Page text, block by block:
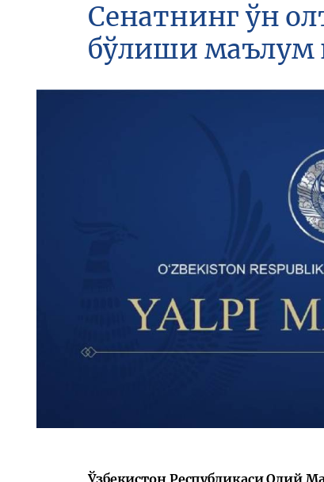
Сенатнинг ўн
бўлиши маълум
Ўзбекистон Республикаси Олий